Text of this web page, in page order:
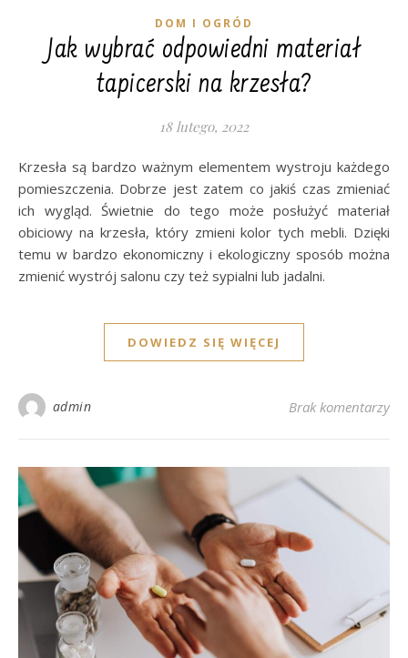
DOM I OGRÓD
Jak wybrać odpowiedni materiał
tapicerski na krzesła?
18 lutego, 2022
Krzesła są bardzo ważnym elementem wystroju każdego
pomieszczenia. Dobrze jest zatem co jakiś czas zmieniać
ich wygląd. Świetnie do tego może posłużyć materiał
obiciowy na krzesła, który zmieni kolor tych mebli. Dzięki
temu w bardzo ekonomiczny i ekologiczny sposób można
zmienić wystrój salonu czy też sypialni lub jadalni.
DOWIEDZ SIĘ WIĘCEJ
admin Brak komentarzy